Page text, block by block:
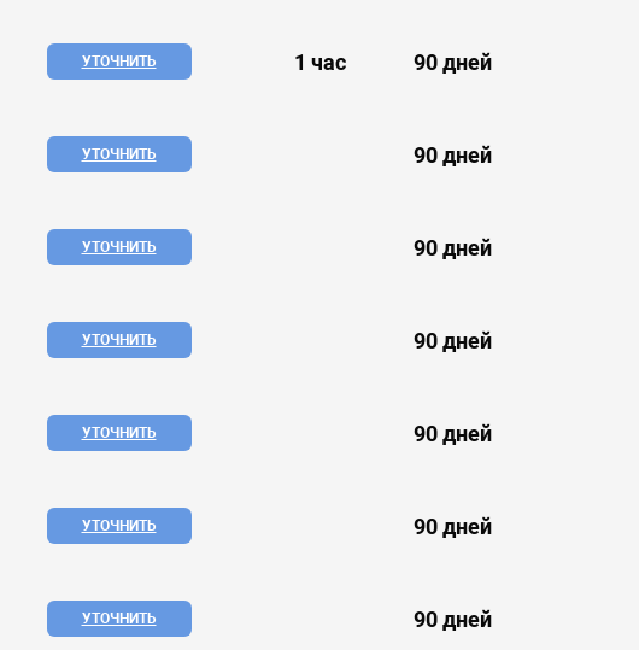
УТОЧНИТЬ 1 час 90 дней
УТОЧНИТЬ 90 дней
УТОЧНИТЬ 90 дней
УТОЧНИТЬ 90 дней
УТОЧНИТЬ 90 дней
УТОЧНИТЬ 90 дней
УТОЧНИТЬ 90 дней